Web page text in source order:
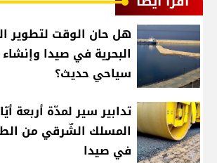
هل حان الوقت لتطوير
البحرية في صيدا
سياحي حديث؟
تدابير سير لمدّة أربعة
المسلك الشّرقي من
في صيدا